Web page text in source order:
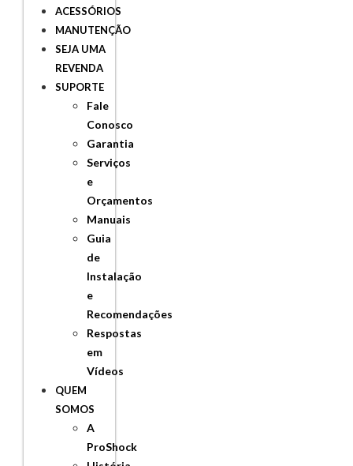
ACESSÓRIOS
MANUTENÇÃO
SEJA UMA
REVENDA
SUPORTE
Fale
Conosco
Garantia
Serviços
e
Orçamentos
Manuais
Guia
de
Instalação
e
Recomendações
Respostas
em
Vídeos
QUEM
SOMOS
A
ProShock